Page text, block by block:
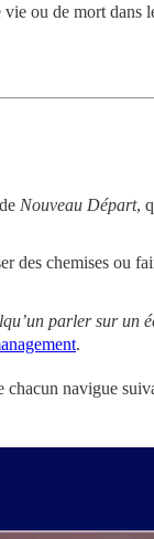
ou de mort
Nouveau Départ,
des chemises ou
parler sur un
.
navigue